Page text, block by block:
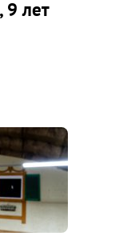
9 лет